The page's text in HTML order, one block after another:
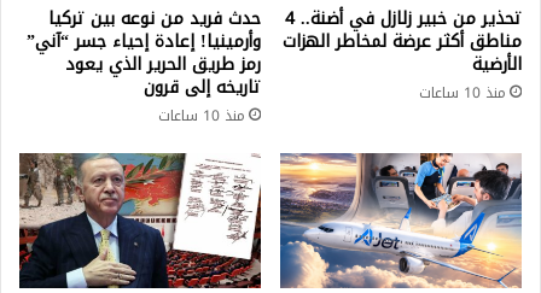
تحذير من خبير زلازل في أضنة.. 4
مناطق أكثر عرضة لمخاطر الهزات
الأرضية
منذ 10 ساعات
حدث فريد من نوعه بين تركيا
وأرمينيا! إعادة إحياء جسر “آني”
رمز طريق الحرير الذي يعود
تاريخه إلى قرون
منذ 10 ساعات